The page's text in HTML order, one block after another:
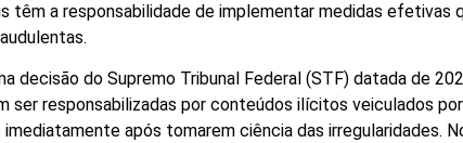
têm a responsabilidade de implementar medidas efetivas
decisão do Supremo Tribunal Federal (STF) datada de
ser responsabilizadas por conteúdos ilícitos veiculados
após tomarem ciência das irregularidades.